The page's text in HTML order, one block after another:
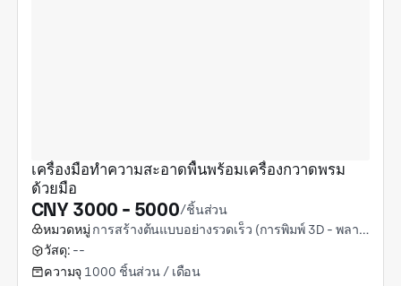
เครื่องมือทำความสะอาดพื้นพร้อมเครื่องกวาดพรม
ด้วยมือ
CNY 3000 - 5000/ชิ้นส่วน
หมวดหมู่ การสร้างต้นแบบอย่างรวดเร็ว (การพิมพ์ 3D - พลาสติก)
วัสดุ: --
ความจุ 1000 ชิ้นส่วน / เดือน